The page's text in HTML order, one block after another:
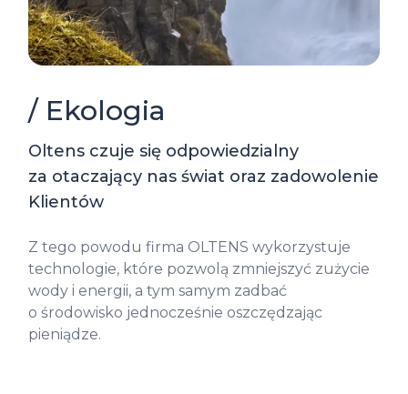
/ Ekologia
Oltens czuje się odpowiedzialny
za otaczający nas świat oraz zadowolenie
Klientów
Z tego powodu firma OLTENS wykorzystuje
technologie, które pozwolą zmniejszyć zużycie
wody i energii, a tym samym zadbać
o środowisko jednocześnie oszczędzając
pieniądze.